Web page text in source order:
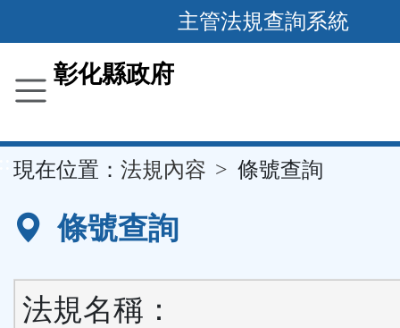
到
要
容
區
主管法規查詢系統
彰化縣政府
現在位置： 法規內容 條號查詢
條號查詢
法規名稱：